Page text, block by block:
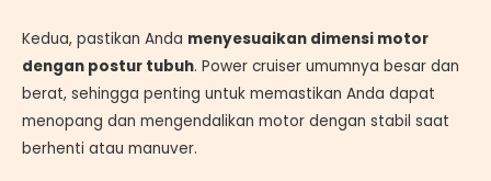
Kedua, pastikan Anda menyesuaikan dimensi motor
dengan postur tubuh. Power cruiser umumnya besar dan
berat, sehingga penting untuk memastikan Anda dapat
menopang dan mengendalikan motor dengan stabil saat
berhenti atau manuver.